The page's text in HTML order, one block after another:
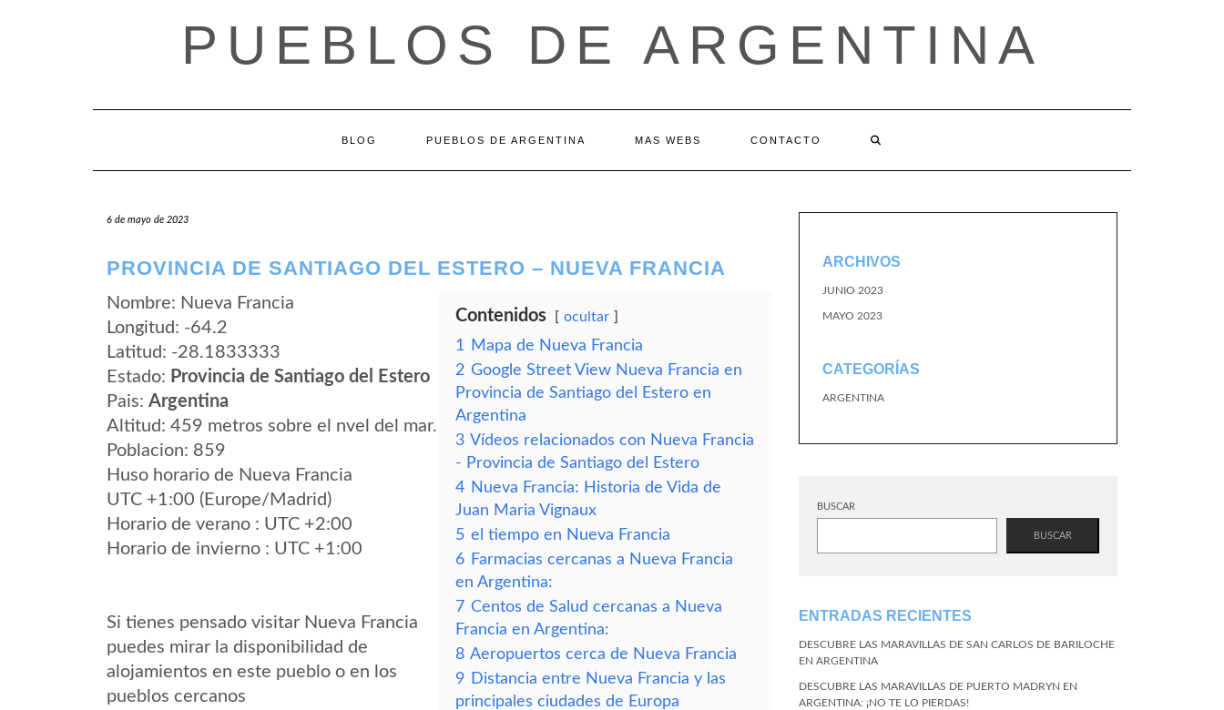
PUEBLOS DE ARGENTINA
BLOG PUEBLOS DE ARGENTINA MAS WEBS CONTACTO
6 de mayo de 2023
PROVINCIA DE SANTIAGO DEL ESTERO – NUEVA FRANCIA
Nombre: Nueva Francia
Longitud: -64.2
Latitud: -28.1833333
Estado: Provincia de Santiago del Estero
Pais: Argentina
Altitud: 459 metros sobre el nvel del mar.
Poblacion: 859
Huso horario de Nueva Francia
UTC +1:00 (Europe/Madrid)
Horario de verano : UTC +2:00
Horario de invierno : UTC +1:00
Si tienes pensado visitar Nueva Francia
puedes mirar la disponibilidad de
alojamientos en este pueblo o en los
pueblos cercanos
Contenidos ocultar
1
Mapa de Nueva Francia
2 Google Street View Nueva Francia en
Provincia de Santiago del Estero en
Argentina
3 Vídeos relacionados con Nueva Francia
- Provincia de Santiago del Estero
4 Nueva Francia: Historia de Vida de
Juan Maria Vignaux
5 el tiempo en Nueva Francia
6 Farmacias cercanas a Nueva Francia
en Argentina:
7 Centos de Salud cercanas a Nueva
Francia en Argentina:
8 Aeropuertos cerca de Nueva Francia
9 Distancia entre Nueva Francia y las
principales ciudades de Europa
ARCHIVOS
JUNIO 2023
MAYO 2023
CATEGORÍAS
ARGENTINA
BUSCAR
BUSCAR
ENTRADAS RECIENTES
DESCUBRE LAS MARAVILLAS DE SAN CARLOS DE BARILOCHE
EN ARGENTINA
DESCUBRE LAS MARAVILLAS DE PUERTO MADRYN EN
ARGENTINA: ¡NO TE LO PIERDAS!